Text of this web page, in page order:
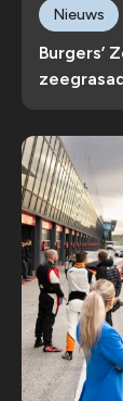
Burgers’
Nieuws